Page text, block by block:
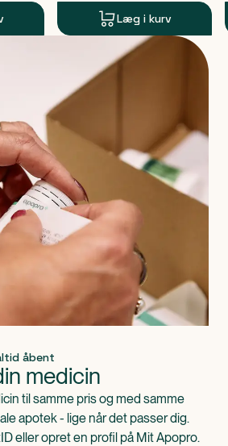
Læg i kurv
åbent
medicin
til samme pris og med samme
apotek - lige når det passer dig.
eller opret en profil på Mit Apopro.